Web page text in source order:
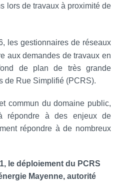
lors de travaux à proximité de
les gestionnaires de réseaux
aux demandes de travaux en
de plan de très grande
de Rue Simplifié (PCRS).
commun du domaine public,
répondre à des enjeux de
répondre à de nombreux
le déploiement du PCRS
Mayenne, autorité